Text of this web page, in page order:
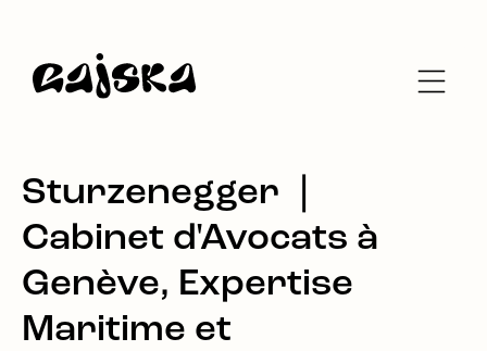
Sturzenegger ❘
Cabinet d'Avocats à
Genève, Expertise
Maritime et